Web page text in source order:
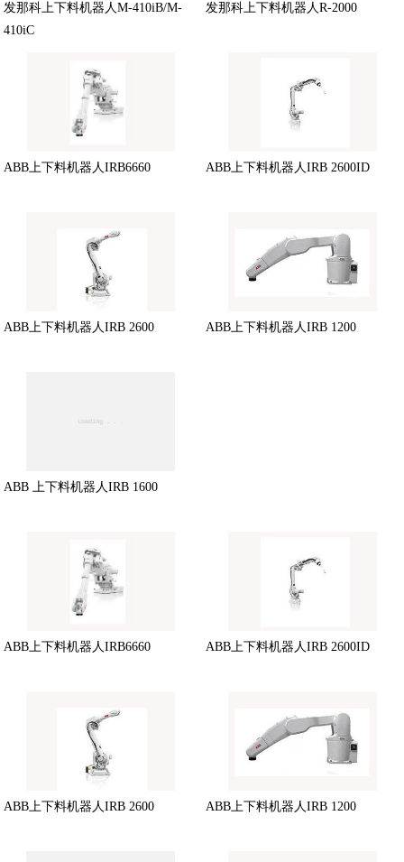
发那科上下料机器人M-410iB/M-
410iC
发那科上下料机器人R-2000
ABB上下料机器人IRB6660 ABB上下料机器人IRB 2600ID
ABB上下料机器人IRB 2600 ABB上下料机器人IRB 1200
ABB 上下料机器人IRB 1600
ABB上下料机器人IRB6660 ABB上下料机器人IRB 2600ID
ABB上下料机器人IRB 2600 ABB上下料机器人IRB 1200